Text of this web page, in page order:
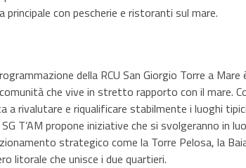
principale con pescherie e ristoranti sul mare.
della RCU San Giorgio Torre a
che vive in stretto rapporto con il mare.
a rivalutare e riqualificare stabilmente i luoghi
SG T’AM propone iniziative che si svolgeranno in
strategico come la Torre Pelosa, la
litorale che unisce i due quartieri.